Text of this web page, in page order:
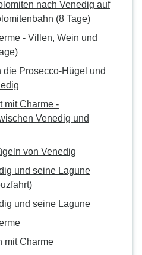
nach Venedig auf
(8 Tage)
- Villen, Wein und
die Prosecco-Hügel und
mit Charme -
Venedig und
von Venedig
und seine Lagune
und seine Lagune
mit Charme